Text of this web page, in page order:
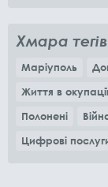
Хмара тегів
Маріуполь
Життя в окупації
Полонені
Цифрові